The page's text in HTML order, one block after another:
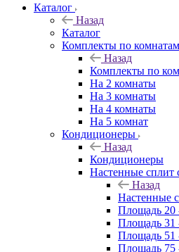
Каталог
Назад
Каталог
Комплекты по комнатам
Назад
Комплекты по
На 2 комнаты
На 3 комнаты
На 4 комнаты
На 5 комнат
Кондиционеры
Назад
Кондиционеры
Настенные сплит
Назад
Настенные
Площадь 20
Площадь 31
Площадь 51
Площадь 75